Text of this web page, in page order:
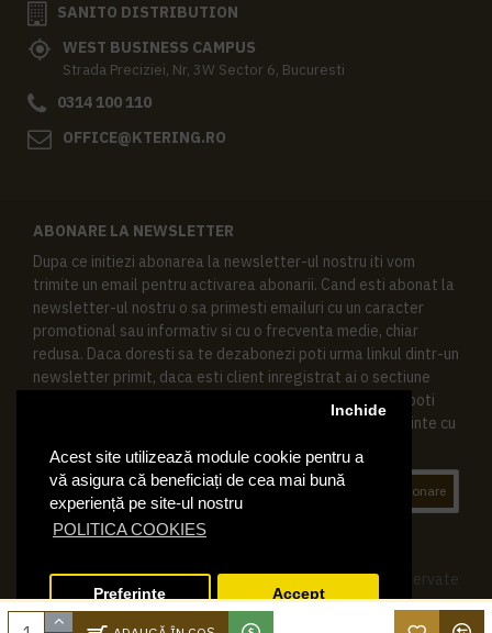
Acest site utilizează module cookie pentru a
vă asigura că beneficiați de cea mai bună
experiență pe site-ul nostru
POLITICA COOKIES
Inchide
Preferinte Accept
SANITO DISTRIBUTION
WEST BUSINESS CAMPUS
Strada Preciziei, Nr, 3W Sector 6, Bucuresti
0314 100 110
OFFICE@KTERING.RO
ABONARE LA NEWSLETTER
Dupa ce initiezi abonarea la newsletter-ul nostru iti vom
trimite un email pentru activarea abonarii. Cand esti abonat la
newsletter-ul nostru o sa primesti emailuri cu un caracter
promotional sau informativ si cu o frecventa medie, chiar
redusa. Daca doresti sa te dezabonezi poti urma linkul dintr-un
newsletter primit, daca esti client inregistrat ai o sectiune
speciala in contul tau in acest scop, si de asemenea ne poti
contacta oricand pe email pentru orice intrebari sau cerinte cu
Abonare
© 2019 Ktering.ro , Toate drepturile rezervate